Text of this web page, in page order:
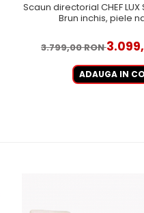
Scaun directorial CHEF LUX
Brun inchis, piele
3.799,00 RON
ADAUGA IN